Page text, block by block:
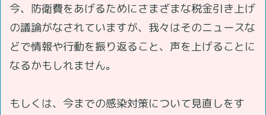
今、防衛費をあげるためにさまざまな税金引き上げ
の議論がなされていますが、我々はそのニュースな
どで情報や行動を振り返ること、声を上げることに
なるかもしれません。
もしくは、今までの感染対策について見直しをす